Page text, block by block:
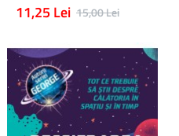
11,25 Lei 15,00 Lei